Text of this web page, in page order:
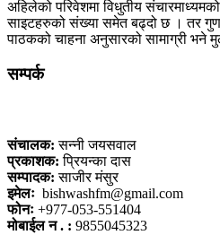
अहिलेको परिवेशमा विधुतीय
साइटहरुको संख्या समेत बढ्दो छ । तर
पाठकको चाहना अनुसारको सामाग्री भने
सम्पर्क
संचालक: सन्नी जयसवाल
प्रकाशक: प्रियन्का दास
सम्पादक: साजीर मंसुर
इमेलः bishwashfm@gmail.com
फोनः +977-053-551404
मोबाईल न . : 9855045323